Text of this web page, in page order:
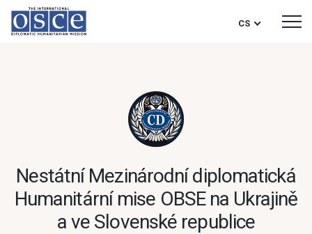
CS
Nestátní Mezinárodní diplomatická
Humanitární mise OBSE na Ukrajině
a ve Slovenské republice